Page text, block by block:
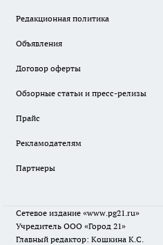
Редакционная политика
Объявления
Договор оферты
Обзорные статьи и пресс-релизы
Прайс
Рекламодателям
Партнеры
Сетевое издание «www.pg21.ru»
Учредитель ООО «Город 21»
Главный редактор: Кошкина К.С.